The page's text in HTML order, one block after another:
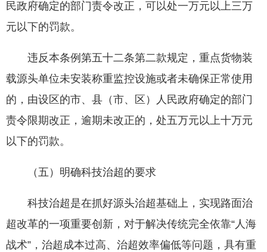
民政府确定的部门责令改正，可以处一万元以上三万
元以下的罚款。
违反本条例第五十二条第二款规定，重点货物装
载源头单位未安装称重监控设施或者未确保正常使用
的，由设区的市、县（市、区）人民政府确定的部门
责令限期改正，逾期未改正的，处五万元以上十万元
以下的罚款。
（五）明确科技治超的要求
科技治超是在抓好源头治超基础上，实现路面治
超改革的一项重要创新，对于解决传统完全依靠“人海
战术”，治超成本过高、治超效率偏低等问题，具有重